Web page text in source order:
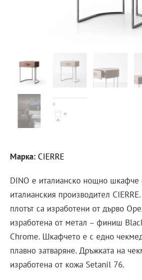
Марка: CIERRE
DINO е италианско нощно шкафче
италианския производител
плотът са изработени от дърво
изработена от метал – финиш
Chrome. Шкафчето е с едно
плавно затваряне. Дръжката на
изработена от кожа Setanil 76.